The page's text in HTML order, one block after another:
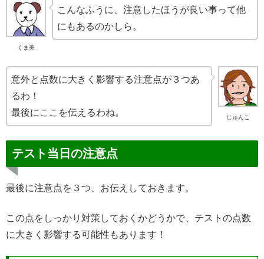
くま美
こんなふうに、注意したほうが良い事って他
にもあるのかしら。
じゅんこ
意外と点数に大きく影響する注意点が３つあ
るわ！
最後にここを伝えるわね。
テスト当日の注意点
最後に注意点を３つ、お伝えしておきます。
この点をしっかり対策しておくかどうかで、テストの点数
に大きく影響する可能性もあります！